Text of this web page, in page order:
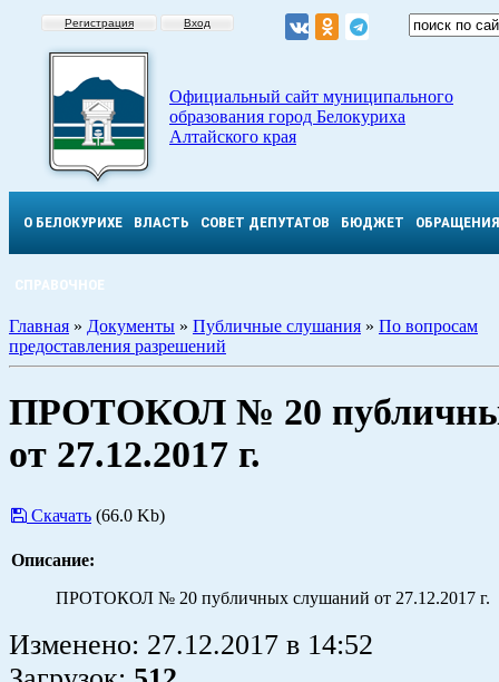
Регистрация Вход
Официальный сайт муниципального
образования город Белокуриха
Алтайского края
О БЕЛОКУРИХЕ ВЛАСТЬ СОВЕТ ДЕПУТАТОВ БЮДЖЕТ ОБРАЩЕНИЯ
СПРАВОЧНОЕ
Главная » Документы » Публичные слушания » По вопросам
предоставления разрешений
ПРОТОКОЛ № 20
от 27.12.2017 г.
Скачать (66.0 Kb)
Описание:
ПРОТОКОЛ № 20 публичных слушаний от 27.12.2017 г.
Изменено: 27.12.2017 в 14:52